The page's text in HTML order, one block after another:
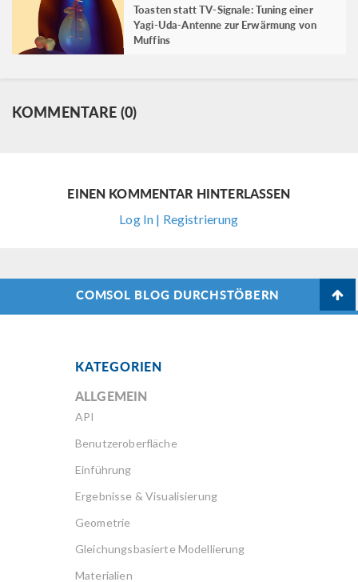
Toasten statt TV-Signale: Tuning einer
Yagi-Uda-Antenne zur Erwärmung von
Muffins
KOMMENTARE (0)
EINEN KOMMENTAR HINTERLASSEN
Log In | Registrierung
COMSOL BLOG DURCHSTÖBERN
KATEGORIEN
ALLGEMEIN
API
Benutzeroberfläche
Einführung
Ergebnisse & Visualisierung
Geometrie
Gleichungsbasierte Modellierung
Materialien